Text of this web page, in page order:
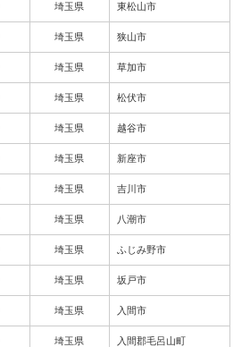
埼玉県 東松山市
埼玉県 狭山市
埼玉県 草加市
埼玉県 松伏市
埼玉県 越谷市
埼玉県 新座市
埼玉県 吉川市
埼玉県 八潮市
埼玉県 ふじみ野市
埼玉県 坂戸市
埼玉県 入間市
埼玉県 入間郡毛呂山町